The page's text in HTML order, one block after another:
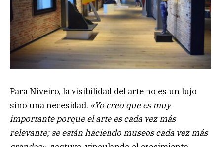
Para Niveiro, la visibilidad del arte no es un lujo
sino una necesidad. «Yo creo que es muy
importante porque el arte es cada vez más
relevante; se están haciendo museos cada vez más